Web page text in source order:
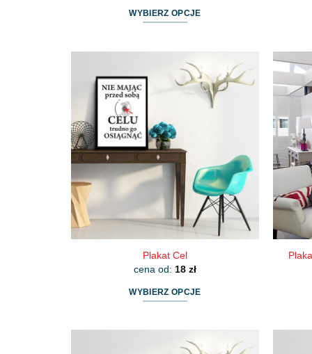
WYBIERZ OPCJE
wiele
wariantów.
można
wybrać
stronie
produktu
Plakat Cel
cena od: 18 zł
WYBIERZ OPCJE